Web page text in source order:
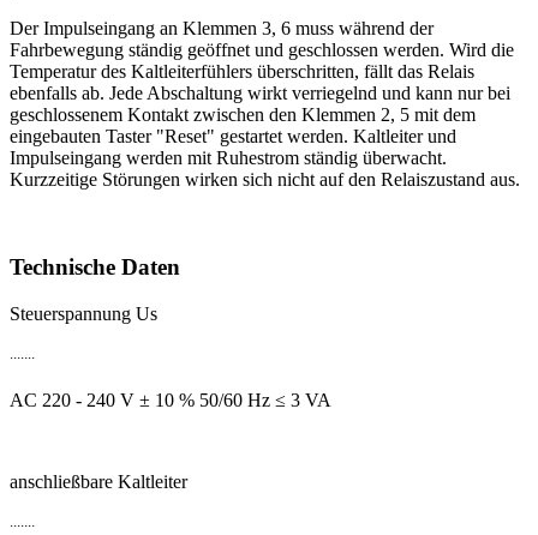
Der Impulseingang an Klemmen 3, 6 muss während der
Fahrbewegung ständig geöffnet und geschlossen werden. Wird die
Temperatur des Kaltleiterfühlers überschritten, fällt das Relais
ebenfalls ab. Jede Abschaltung wirkt verriegelnd und kann nur bei
geschlossenem Kontakt zwischen den Klemmen 2, 5 mit dem
eingebauten Taster "Reset" gestartet werden. Kaltleiter und
Impulseingang werden mit Ruhestrom ständig überwacht.
Kurzzeitige Störungen wirken sich nicht auf den Relaiszustand aus.
Technische Daten
Steuerspannung Us
AC 220 - 240 V ± 10 % 50/60 Hz ≤ 3 VA
anschließbare Kaltleiter
.......